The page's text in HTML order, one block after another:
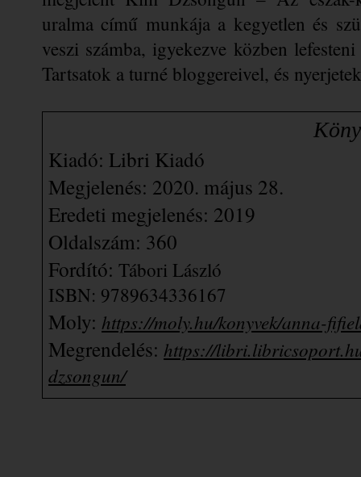
uralma című munkája a kegyetlen és
veszi számba, igyekezve közben
Tartsatok a turné bloggereivel, és
Kiadó: Libri Kiadó
Megjelenés: 2020. május 28.
Eredeti megjelenés: 2019
Oldalszám: 360
Fordító: Tábori László
ISBN: 9789634336167
Moly: https://moly.hu/konyvek/anna-
Megrendelés: https://
dzsongun/